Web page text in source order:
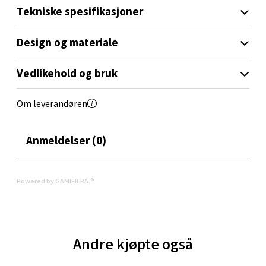
Tekniske spesifikasjoner
Design og materiale
Vedlikehold og bruk
Om leverandøren
Anmeldelser (0)
Powered by GAMIFIERA.®
Andre kjøpte også
Oppdal - Aunasenteret
Aunasenteret, Sunndalsvegen 3, 7340 Oppdal
Åpent i dag 10-19
0 i butikk
Orkanger - Thon Senter Orkanger